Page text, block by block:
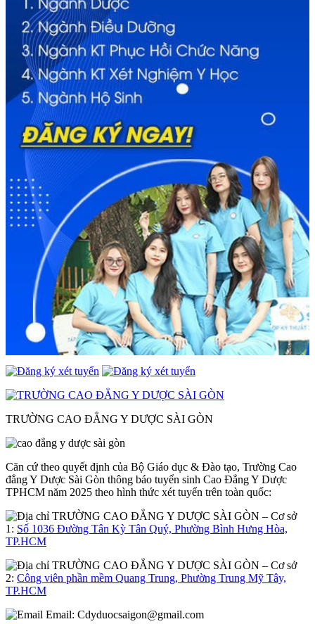
TRƯỜNG CAO ĐẲNG Y DƯỢC SÀI GÒN
Căn cứ theo quyết định của Bộ Giáo dục & Đào tạo, Trường Cao
đẳng Y Dược Sài Gòn thông báo tuyển sinh Cao Đẳng Y Dược
TPHCM năm 2025 theo hình thức xét tuyển trên toàn quốc:
– Cơ sở
1: Số 1036 Đường Tân Kỳ Tân Quý, Phường Bình Hưng Hòa,
TP.HCM
– Cơ sở
2: Công viên phần mềm Quang Trung, Phường Trung Mỹ Tây,
TP.HCM
Email: Cdyduocsaigon@gmail.com